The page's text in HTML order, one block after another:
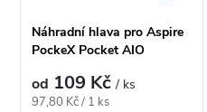
Náhradní hlava pro Aspire
PockeX Pocket AIO
od 109 Kč/ ks
Měrná
97,80 Kč / 1 ks